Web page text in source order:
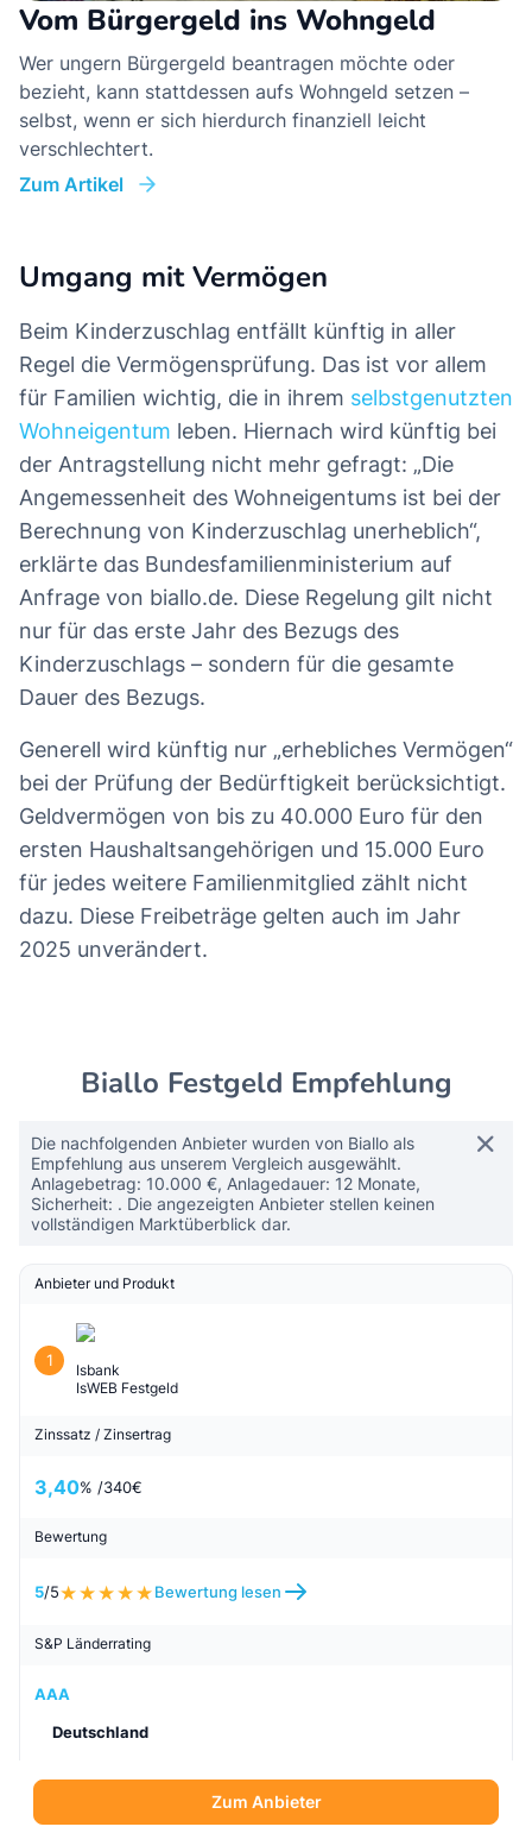
Vom Bürgergeld ins Wohngeld
Wer ungern Bürgergeld beantragen möchte oder
bezieht, kann stattdessen aufs Wohngeld setzen –
selbst, wenn er sich hierdurch finanziell leicht
verschlechtert.
Zum Artikel
Umgang mit Vermögen
Beim Kinderzuschlag entfällt künftig in aller
Regel die Vermögensprüfung. Das ist vor allem
für Familien wichtig, die in ihrem selbstgenutzten
Wohneigentum leben. Hiernach wird künftig bei
der Antragstellung nicht mehr gefragt: „Die
Angemessenheit des Wohneigentums ist bei der
Berechnung von Kinderzuschlag unerheblich“,
erklärte das Bundesfamilienministerium auf
Anfrage von biallo.de. Diese Regelung gilt nicht
nur für das erste Jahr des Bezugs des
Kinderzuschlags – sondern für die gesamte
Dauer des Bezugs.
Generell wird künftig nur „erhebliches Vermögen“
bei der Prüfung der Bedürftigkeit berücksichtigt.
Geldvermögen von bis zu 40.000 Euro für den
ersten Haushaltsangehörigen und 15.000 Euro
für jedes weitere Familienmitglied zählt nicht
dazu. Diese Freibeträge gelten auch im Jahr
2025 unverändert.
Biallo Festgeld Empfehlung
Die nachfolgenden Anbieter wurden von Biallo als
Empfehlung aus unserem Vergleich ausgewählt.
Anlagebetrag: 10.000 €, Anlagedauer: 12 Monate,
Sicherheit: . Die angezeigten Anbieter stellen keinen
vollständigen Marktüberblick dar.
Anbieter und Produkt
1
Isbank
IsWEB Festgeld
Zinssatz / Zinsertrag
3,40% /340€
Bewertung
5/5 Bewertung lesen
S&P Länderrating
AAA
Deutschland
Zum Anbieter